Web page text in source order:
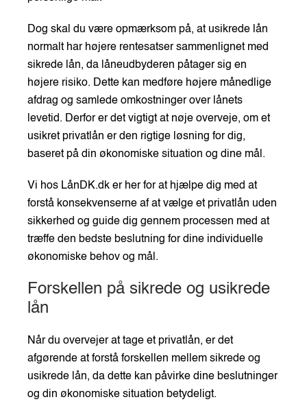
Dog skal du være opmærksom på, at usikrede lån
normalt har højere rentesatser sammenlignet med
sikrede lån, da låneudbyderen påtager sig en
højere risiko. Dette kan medføre højere månedlige
afdrag og samlede omkostninger over lånets
levetid. Derfor er det vigtigt at nøje overveje, om et
usikret privatlån er den rigtige løsning for dig,
baseret på din økonomiske situation og dine mål.
Vi hos LånDK.dk er her for at hjælpe dig med at
forstå konsekvenserne af at vælge et privatlån uden
sikkerhed og guide dig gennem processen med at
træffe den bedste beslutning for dine individuelle
økonomiske behov og mål.
Forskellen på sikrede og usikrede
lån
Når du overvejer at tage et privatlån, er det
afgørende at forstå forskellen mellem sikrede og
usikrede lån, da dette kan påvirke dine beslutninger
og din økonomiske situation betydeligt.